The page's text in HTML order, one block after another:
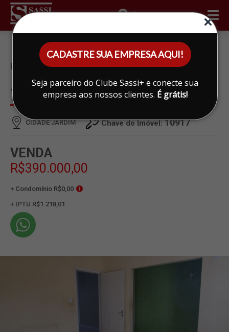
CADASTRE SUA EMPRESA AQUI!
Seja parceiro do Clube Sassi+ e conecte sua
empresa aos nossos clientes. É grátis!
ÁREA DO CLIENTE
CASA À VENDA EM CIDADE
JARDIM, LIMEIRA
CIDADE JARDIM Chave do Imóvel:10917
VENDA
R$390.000,00
+ Condomínio R$0,00 i
+ IPTU R$1.218,01